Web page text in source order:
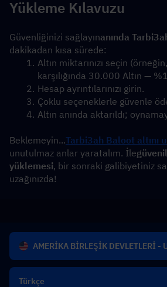
Yükleme Kılavuzu
Güvenliğinizi sağlayınanında
dakikadan kısa sürede:
Altın miktarınızı seçin
karşılığında 30.000 Altın —
Hesap ayrıntılarınızı girin.
Çoklu seçeneklerle güvenle
Altın anında aktarıldı;
Beklemeyin...Tarbi3ah Baloot altını
unutulmaz anlar yaratalım. İle
yüklemesi, bir sonraki galibiyetiniz
uzağınızda!
AMERİKA BİRLEŞİK DEVLETLERİ -
Türkçe